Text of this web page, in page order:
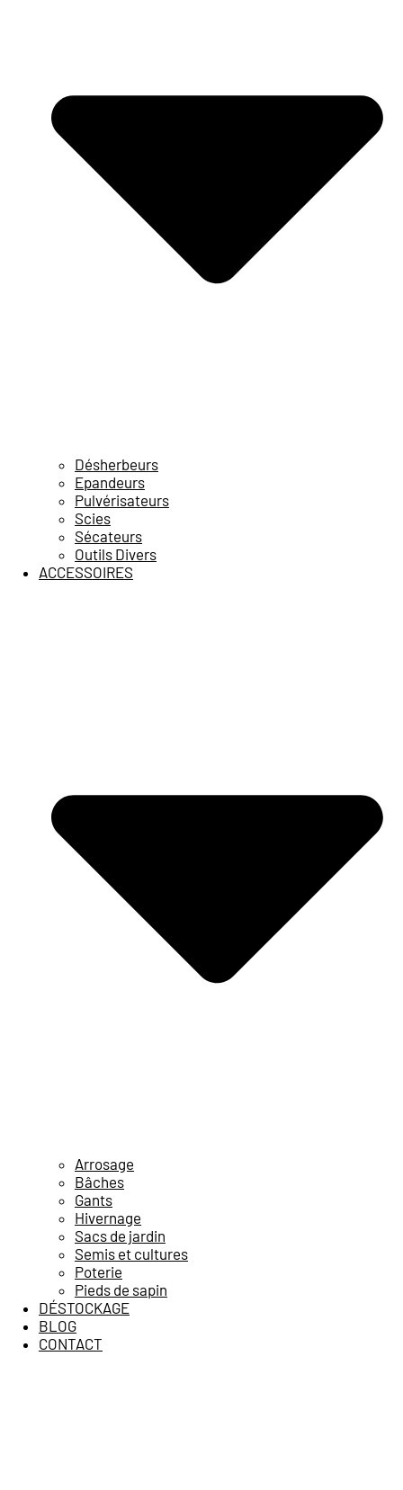
Désherbeurs
Epandeurs
Pulvérisateurs
Scies
Sécateurs
Outils Divers
ACCESSOIRES
Arrosage
Bâches
Gants
Hivernage
Sacs de jardin
Semis et cultures
Poterie
Pieds de sapin
DÉSTOCKAGE
BLOG
CONTACT